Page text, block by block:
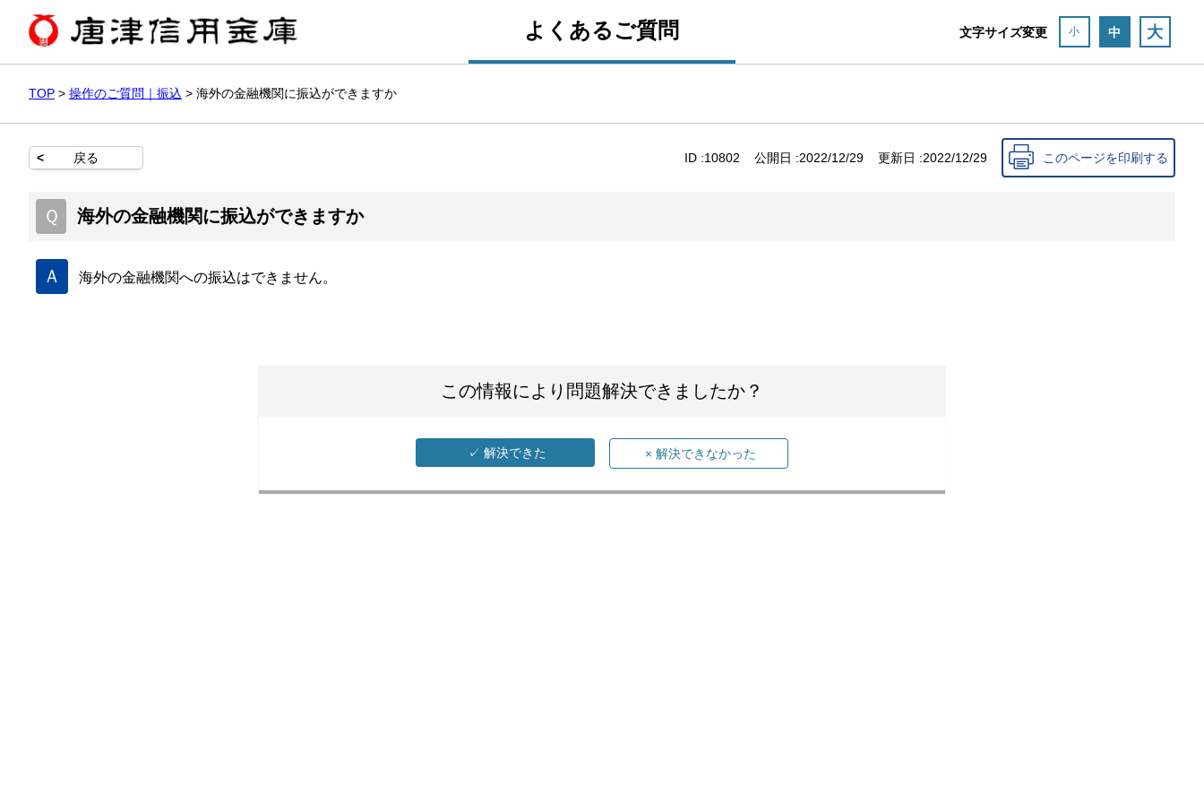
よくあるご質問 文字サイズ変更 小 中 大
TOP > 操作のご質問｜振込 > 海外の金融機関に振込ができますか
< 戻る ID :10802 公開日 :2022/12/29 更新日 :2022/12/29 このページを印刷する
Ｑ 海外の金融機関に振込ができますか
Ａ 海外の金融機関への振込はできません。
この情報により問題解決できましたか？
✓ 解決できた × 解決できなかった